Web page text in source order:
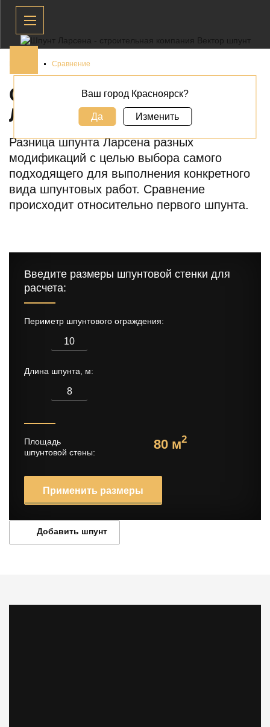
Сравнение
СРАВНЕНИЕ ШПУНТА
ЛАРСЕНА
Разница шпунта Ларсена разных
модификаций с целью выбора самого
подходящего для выполнения конкретного
вида шпунтовых работ. Сравнение
происходит относительно первого шпунта.
Введите размеры шпунтовой стенки для
расчета:
Периметр шпунтового ограждения:
Длина шпунта, м:
Площадь
шпунтовой стены:
80 м2
Применить размеры
Добавить шпунт
Ваш город Красноярск?
Да Изменить